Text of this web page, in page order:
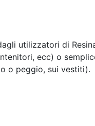
utilizzatori di
ecc) o
o peggio, sui vestiti).